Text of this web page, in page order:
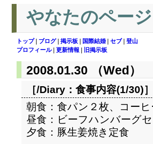
やなたのページ
トップ| ブログ| 掲示板 国際結婚 セブ| 登山
プロフィール| 更新情報 旧掲示板
2008.01.30 （Wed）
［/Diary： 食事内容(1/30)］
朝食：食パン２枚、コー
昼食：ビーフハンバーグセ
夕食：豚生姜焼き定食